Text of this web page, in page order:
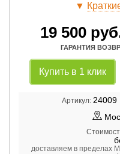
▼
19 500
ГАРАНТИЯ
Купить в 1 клик
Артикул: 24009
доставляем в пределах